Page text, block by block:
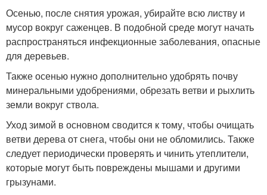
Осенью, после снятия урожая, убирайте всю листву и
мусор вокруг саженцев. В подобной среде могут начать
распространяться инфекционные заболевания, опасные
для деревьев.
Также осенью нужно дополнительно удобрять почву
минеральными удобрениями, обрезать ветви и рыхлить
земли вокруг ствола.
Уход зимой в основном сводится к тому, чтобы очищать
ветви дерева от снега, чтобы они не обломились. Также
следует периодически проверять и чинить утеплители,
которые могут быть повреждены мышами и другими
грызунами.